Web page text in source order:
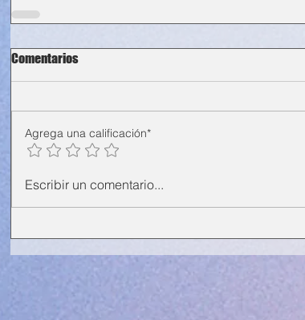
Comentarios
Agrega una calificación*
Escribir un comentario...